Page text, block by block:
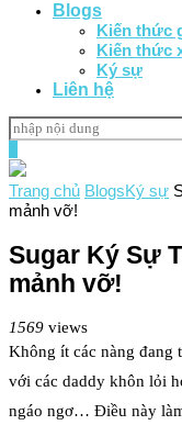
Blogs
Kiến thức
Kiến thức
Ký sự
Liên hệ
Trang chủ BlogsKý sự
mảnh vỡ!
Sugar Ký Sự
mảnh vỡ!
1569 views
Không ít các nàng đang
với các daddy khôn lỏi
ngáo ngơ… Điều này